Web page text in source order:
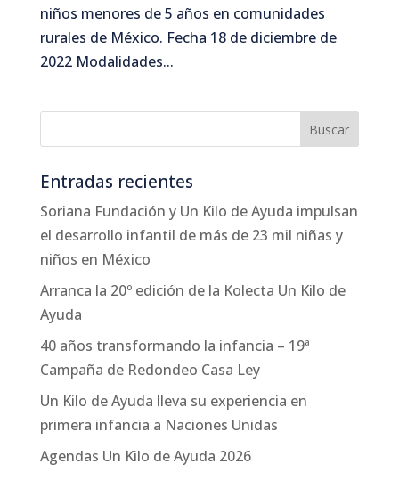
niños menores de 5 años en comunidades
rurales de México. Fecha 18 de diciembre de
2022 Modalidades...
Entradas recientes
Soriana Fundación y Un Kilo de Ayuda impulsan
el desarrollo infantil de más de 23 mil niñas y
niños en México
Arranca la 20º edición de la Kolecta Un Kilo de
Ayuda
40 años transformando la infancia – 19ª
Campaña de Redondeo Casa Ley
Un Kilo de Ayuda lleva su experiencia en
primera infancia a Naciones Unidas
Agendas Un Kilo de Ayuda 2026